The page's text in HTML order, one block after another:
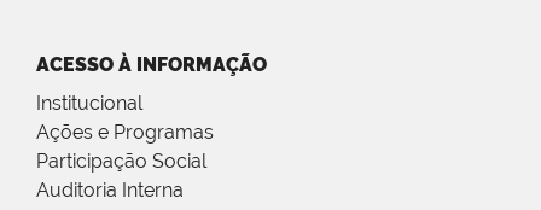
ACESSO À INFORMAÇÃO
Institucional
Ações e Programas
Participação Social
Auditoria Interna